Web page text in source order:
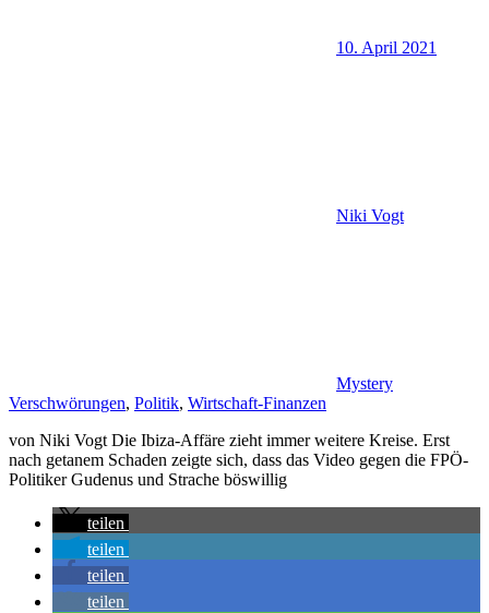
10. April 2021
Niki Vogt
Mystery
Verschwörungen, Politik, Wirtschaft-Finanzen
von Niki Vogt Die Ibiza-Affäre zieht immer weitere Kreise. Erst
nach getanem Schaden zeigte sich, dass das Video gegen die FPÖ-
Politiker Gudenus und Strache böswillig
teilen
teilen
teilen
teilen